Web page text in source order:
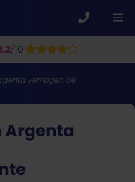
/10
verhogen de
Argenta